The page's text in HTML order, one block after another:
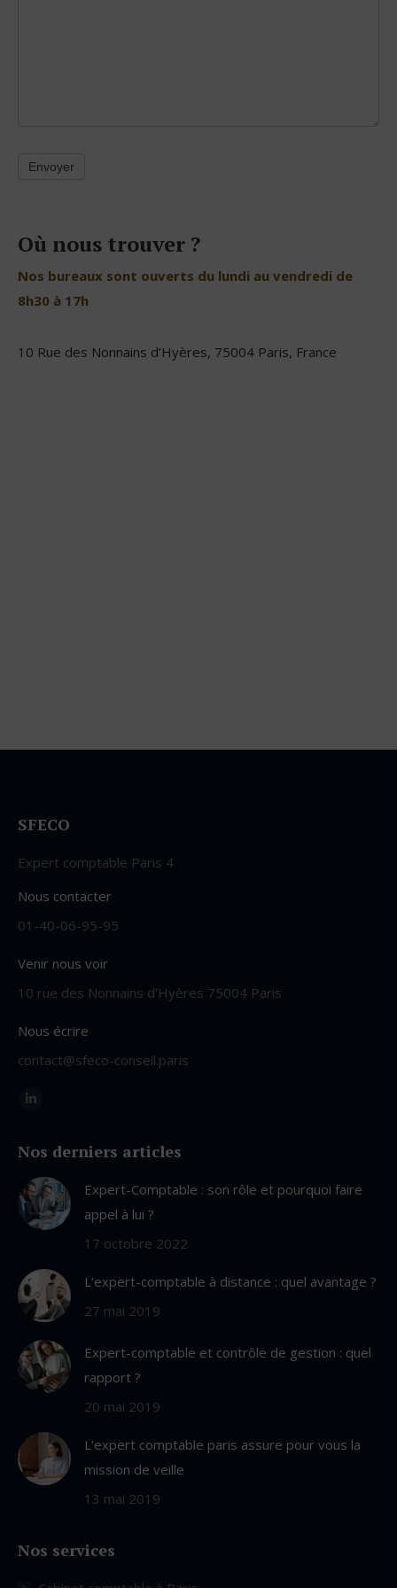
Envoyer
Où nous trouver ?
Nos bureaux sont ouverts du lundi au vendredi de
8h30 à 17h
10 Rue des Nonnains d’Hyères, 75004 Paris, France
SFECO
Expert comptable Paris 4
Nous contacter
01-40-06-95-95
Venir nous voir
10 rue des Nonnains d'Hyères 75004 Paris
Nous écrire
contact@sfeco-conseil.paris
Trouvez nous sur :
LinkedIn
opens
in
new
window
Nos derniers articles
Expert-Comptable : son rôle et pourquoi faire
appel à lui ?
17 octobre 2022
L’expert-comptable à distance : quel avantage ?
27 mai 2019
Expert-comptable et contrôle de gestion : quel
rapport ?
20 mai 2019
L’expert comptable paris assure pour vous la
mission de veille
13 mai 2019
Nos services